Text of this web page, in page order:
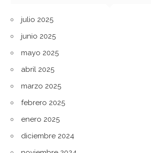
julio 2025
junio 2025
mayo 2025
abril 2025
marzo 2025
febrero 2025
enero 2025
diciembre 2024